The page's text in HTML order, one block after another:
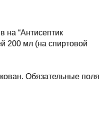
на “Антисептик
200 мл (на спиртовой
Обязательные поля